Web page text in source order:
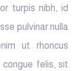
turpis nibh, id
pulvinar nulla
ut rhoncus
congue felis, sit